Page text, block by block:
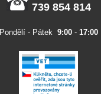
739 854 814
Pondělí - Pátek 9:00- 17:00